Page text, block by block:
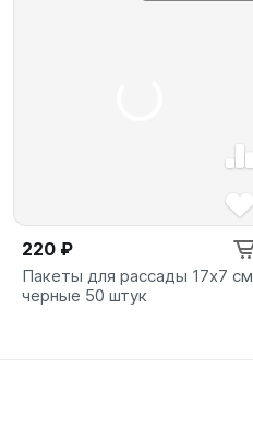
220 ₽
Пакеты для рассады 17х7 см
черные 50 штук